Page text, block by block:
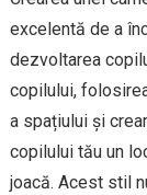
excelentă de a
dezvoltarea
copilului,
a spațiului și
copilului tău un
joacă. Acest stil